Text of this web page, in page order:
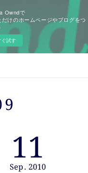
Owndで
だけのホームページやブログをつ
ぐ試す
11
Sep 2010